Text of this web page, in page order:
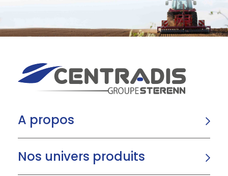
A propos
Nos univers produits